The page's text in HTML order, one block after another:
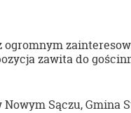
zawita do
Sączu, Gmina